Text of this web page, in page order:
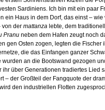
Sardiniens. Ich bin mit ein paar
ein Haus in dem Dorf, das einst –
von der mattanza lebte, dem
Pranu neben dem Hafen zeugt noch
gen Osten zogen, legten die Fischer
die das Einfangen ganzer
wurden an die Bootswand gezogen
ihr über Generationen tradiertes Lied
– der Großteil der Fangquote der
den industriellen Flotten